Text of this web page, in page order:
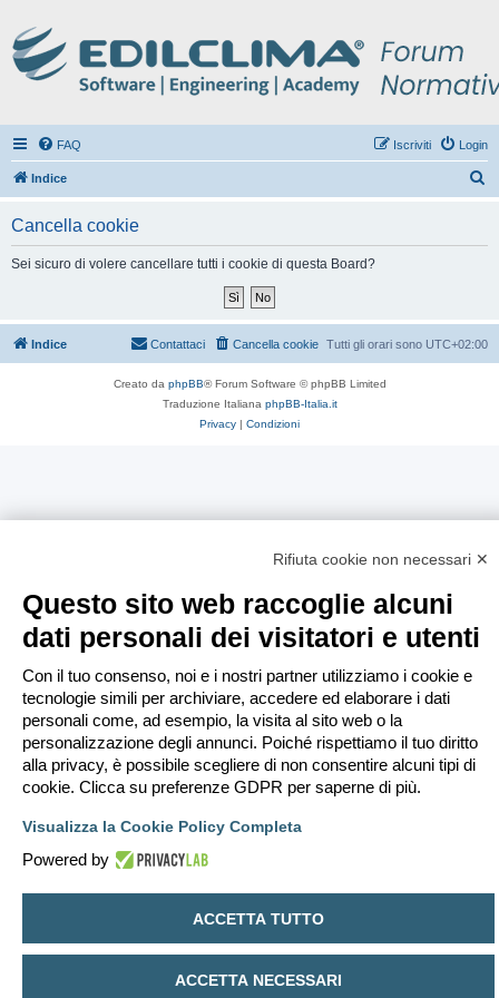
FAQ Login
Iscriviti
Indice
Cancella cookie
Sei sicuro di volere cancellare tutti i cookie di questa Board?
Indice Tutti gli orari sono UTC+02:00
Cancella cookie
Contattaci
Creato da phpBB® Forum Software © phpBB Limited
Traduzione Italiana phpBB-Italia.it
Privacy | Condizioni
Rifiuta cookie non necessari ✕
Questo sito web raccoglie alcuni
dati personali dei visitatori e utenti
Con il tuo consenso, noi e i nostri partner utilizziamo i cookie e
tecnologie simili per archiviare, accedere ed elaborare i dati
personali come, ad esempio, la visita al sito web o la
personalizzazione degli annunci. Poiché rispettiamo il tuo diritto
alla privacy, è possibile scegliere di non consentire alcuni tipi di
cookie. Clicca su preferenze GDPR per saperne di più.
Visualizza la Cookie Policy Completa
Powered by
ACCETTA TUTTO
ACCETTA NECESSARI